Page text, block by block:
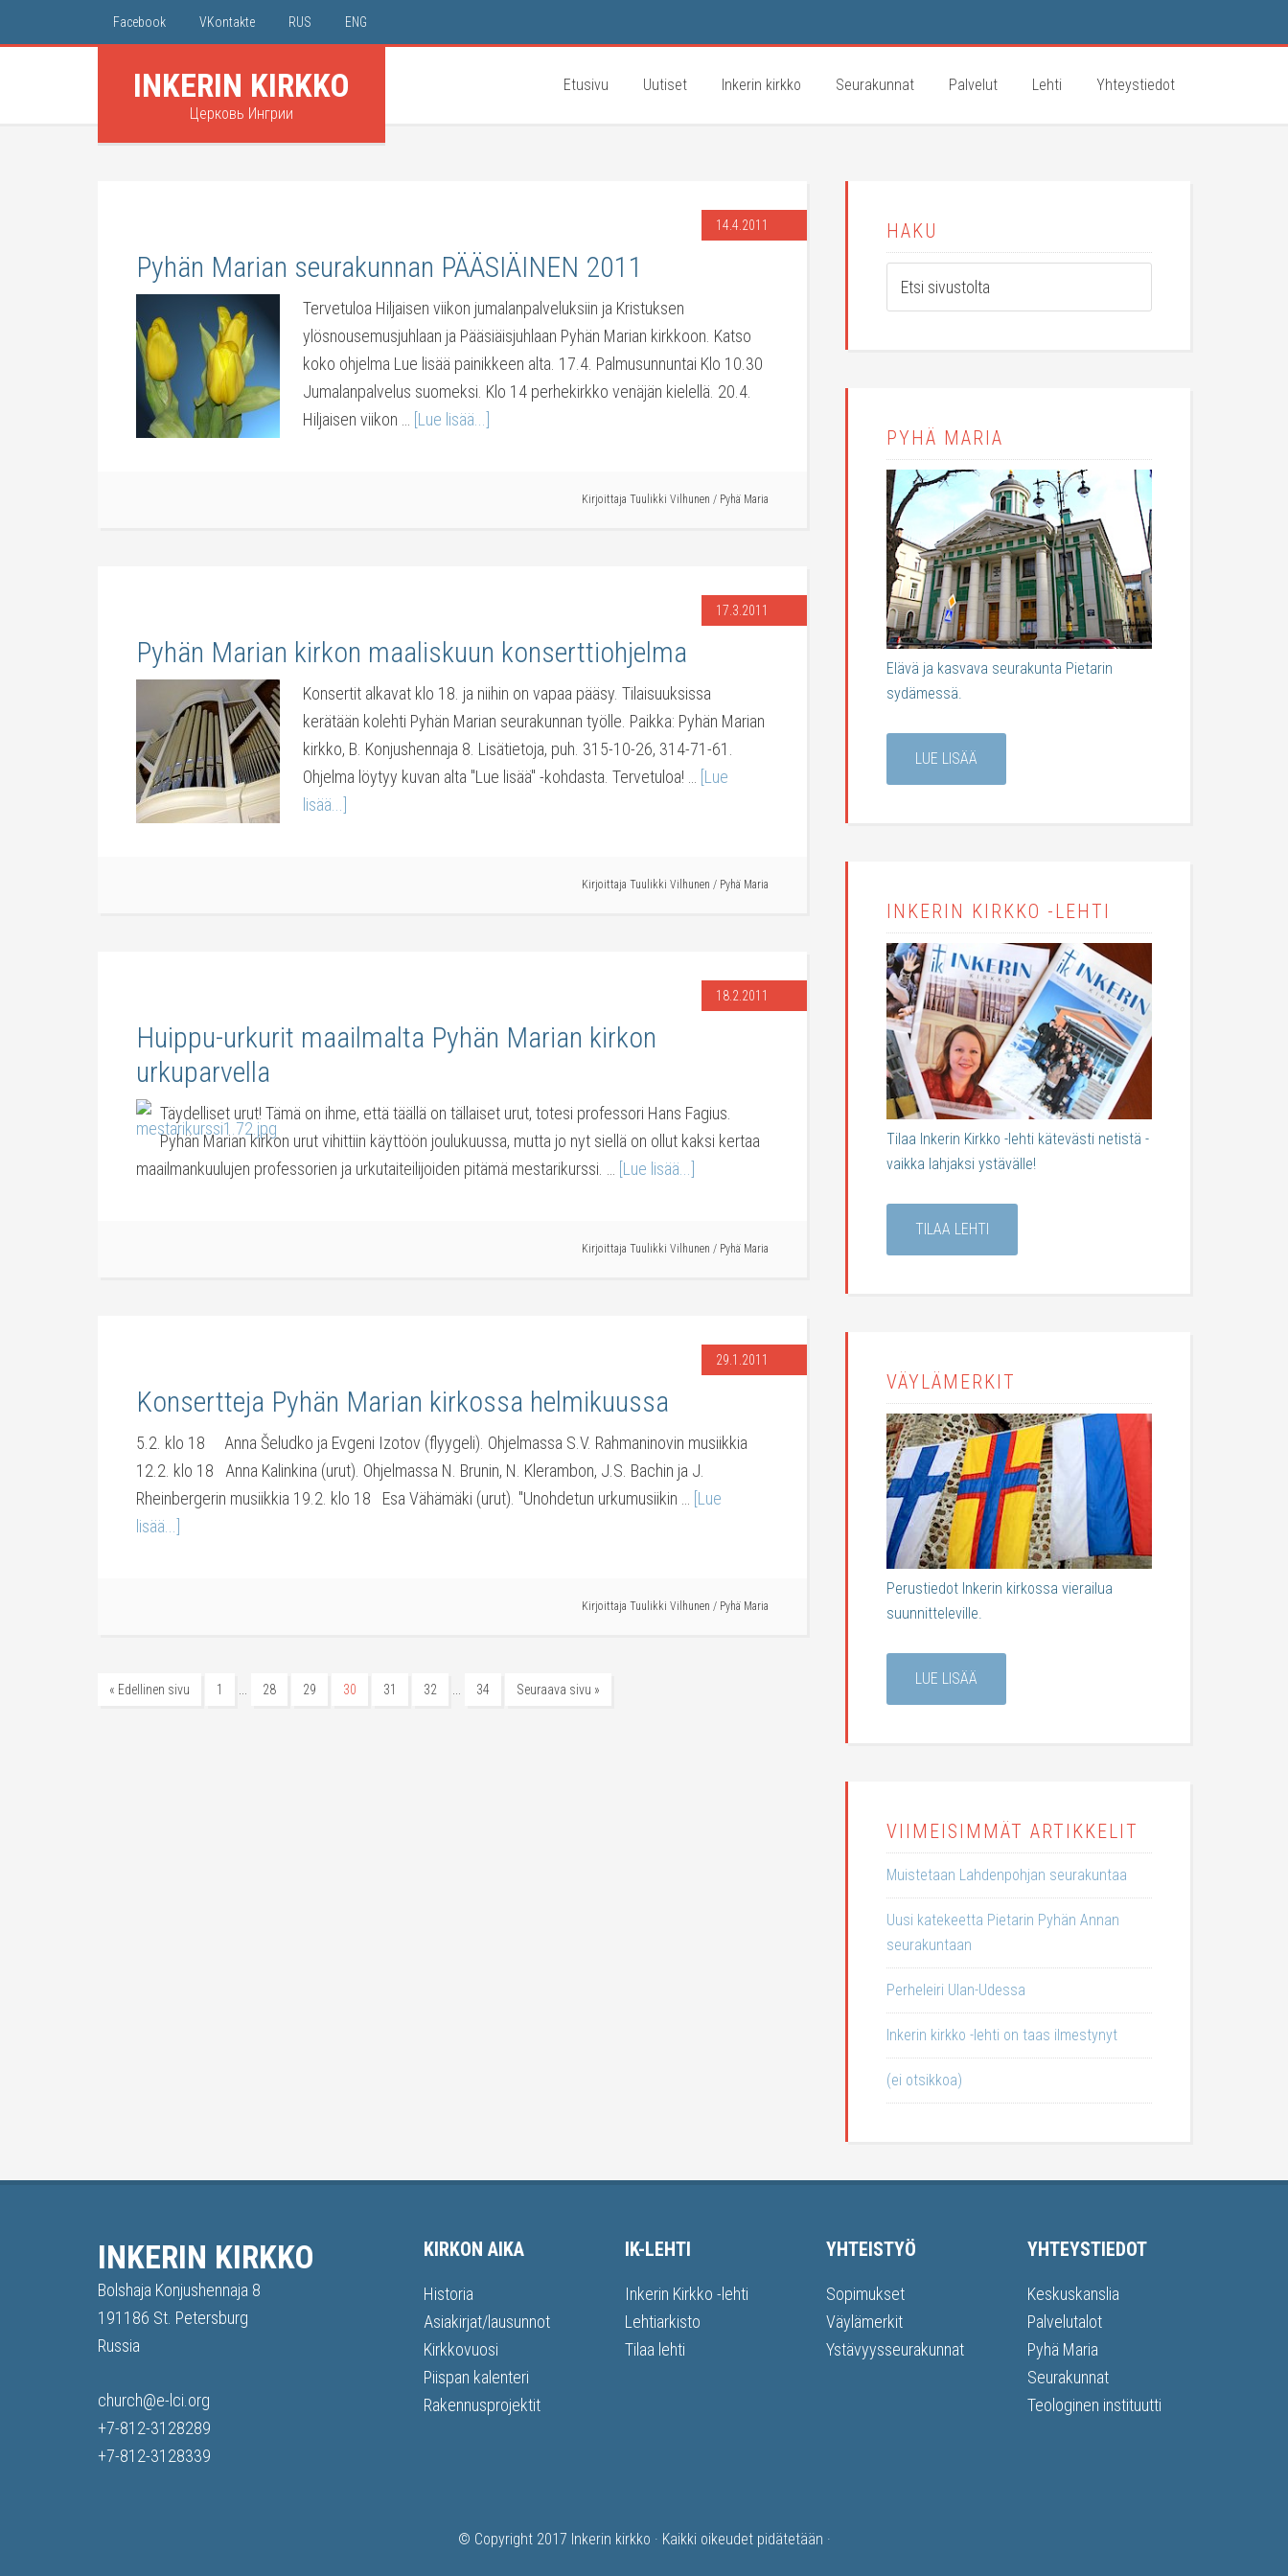
Facebook VKontakte RUS ENG
INKERIN KIRKKO
Церковь Ингрии
Etusivu Uutiset Inkerin kirkko Seurakunnat Palvelut Lehti Yhteystiedot
14.4.2011
Pyhän Marian seurakunnan PÄÄSIÄINEN 2011
Tervetuloa Hiljaisen viikon jumalanpalveluksiin ja Kristuksen
ylösnousemusjuhlaan ja Pääsiäisjuhlaan Pyhän Marian kirkkoon. Katso
koko ohjelma Lue lisää painikkeen alta. 17.4. Palmusunnuntai Klo 10.30
Jumalanpalvelus suomeksi. Klo 14 perhekirkko venäjän kielellä. 20.4.
Hiljaisen viikon …
[Lue lisää...]
Kirjoittaja Tuulikki Vilhunen / Pyhä Maria
17.3.2011
Pyhän Marian kirkon maaliskuun konserttiohjelma
Konsertit alkavat klo 18. ja niihin on vapaa pääsy. Tilaisuuksissa
kerätään kolehti Pyhän Marian seurakunnan työlle. Paikka: Pyhän Marian
kirkko, B. Konjushennaja 8. Lisätietoja, puh. 315-10-26, 314-71-61.
Ohjelma löytyy kuvan alta "Lue lisää" -kohdasta. Tervetuloa! …
[Lue
lisää...]
Kirjoittaja Tuulikki Vilhunen / Pyhä Maria
18.2.2011
Huippu-urkurit maailmalta Pyhän Marian kirkon
urkuparvella
Täydelliset urut! Tämä on ihme, että täällä on tällaiset urut, totesi professori Hans Fagius.
Pyhän Marian kirkon urut vihittiin käyttöön joulukuussa, mutta jo nyt siellä on ollut kaksi kertaa
maailmankuulujen professorien ja urkutaiteilijoiden pitämä mestarikurssi. …
[Lue lisää...]
Kirjoittaja Tuulikki Vilhunen / Pyhä Maria
29.1.2011
Konsertteja Pyhän Marian kirkossa helmikuussa
5.2. klo 18 Anna Šeludko ja Evgeni Izotov (flyygeli). Ohjelmassa S.V. Rahmaninovin musiikkia
12.2. klo 18 Anna Kalinkina (urut). Ohjelmassa N. Brunin, N. Klerambon, J.S. Bachin ja J.
Rheinbergerin musiikkia 19.2. klo 18 Esa Vähämäki (urut). "Unohdetun urkumusiikin …
[Lue
lisää...]
Kirjoittaja Tuulikki Vilhunen / Pyhä Maria
« Edellinen sivu 1 28 29 30 31 32 34 Seuraava sivu »
HAKU
PYHÄ MARIA
Elävä ja kasvava seurakunta Pietarin
sydämessä.
LUE LISÄÄ
INKERIN KIRKKO -LEHTI
Tilaa Inkerin Kirkko -lehti kätevästi netistä -
vaikka lahjaksi ystävälle!
TILAA LEHTI
VÄYLÄMERKIT
Perustiedot Inkerin kirkossa vierailua
suunnitteleville.
LUE LISÄÄ
VIIMEISIMMÄT ARTIKKELIT
Muistetaan Lahdenpohjan seurakuntaa
Uusi katekeetta Pietarin Pyhän Annan
seurakuntaan
Perheleiri Ulan-Udessa
Inkerin kirkko -lehti on taas ilmestynyt
(ei otsikkoa)
INKERIN KIRKKO
Bolshaja Konjushennaja 8
191186 St. Petersburg
Russia
church@e-lci.org
+7-812-3128289
+7-812-3128339
KIRKON AIKA
Historia
Asiakirjat/lausunnot
Kirkkovuosi
Piispan kalenteri
Rakennusprojektit
IK-LEHTI
Inkerin Kirkko -lehti
Lehtiarkisto
Tilaa lehti
YHTEISTYÖ
Sopimukset
Väylämerkit
Ystävyysseurakunnat
YHTEYSTIEDOT
Keskuskanslia
Palvelutalot
Pyhä Maria
Seurakunnat
Teologinen instituutti
© Copyright 2017 Inkerin kirkko · Kaikki oikeudet pidätetään ·